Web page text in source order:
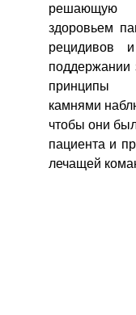
решающую
здоровьем
рецидивов
поддержании
принципы
камнями
чтобы они
пациента и
лечащей